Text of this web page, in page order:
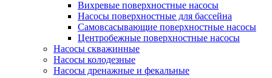
Вихревые поверхностные насосы
Насосы поверхностные для бассейна
Самовсасывающие поверхностные насосы
Центробежные поверхностные насосы
Насосы скважинные
Насосы колодезные
Насосы дренажные и фекальные